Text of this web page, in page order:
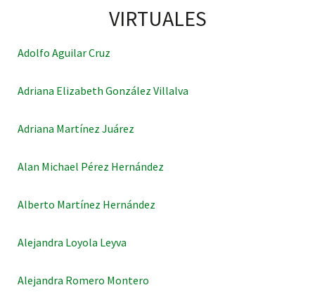
VIRTUALES
Adolfo Aguilar Cruz
Adriana Elizabeth González Villalva
Adriana Martínez Juárez
Alan Michael Pérez Hernández
Alberto Martínez Hernández
Alejandra Loyola Leyva
Alejandra Romero Montero